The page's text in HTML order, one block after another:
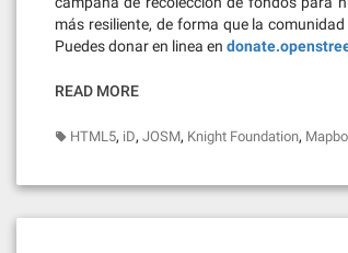
más resiliente, de forma que la
Puedes donar en linea en
READ MORE
HTML5, iD, JOSM, Knight Foundation,